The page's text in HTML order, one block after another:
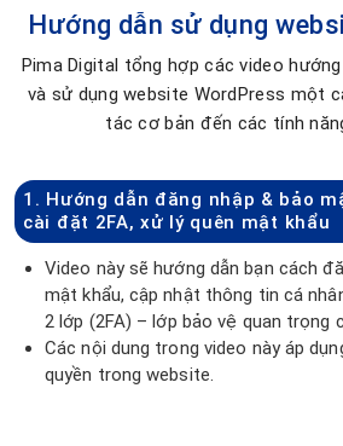
Hướng dẫn sử dụng
Pima Digital tổng hợp các video
và sử dụng website WordPress một
tác cơ bản đến các tính
1. Hướng dẫn đăng nhập & bảo
cài đặt 2FA, xử lý quên mật khẩu
Video này sẽ hướng dẫn bạn cách
mật khẩu, cập nhật thông tin cá
2 lớp (2FA) – lớp bảo vệ quan trọng
Các nội dung trong video này áp
quyền trong website.